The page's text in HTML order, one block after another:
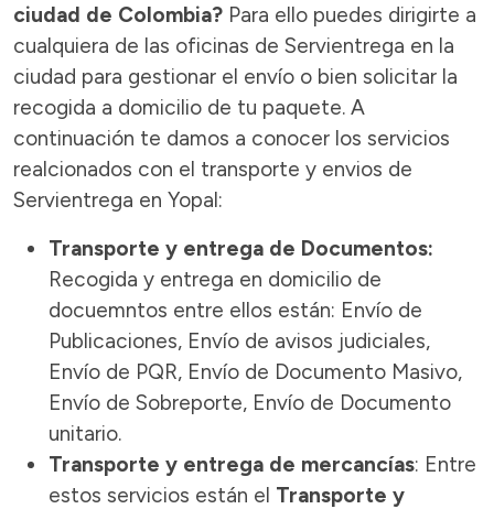
ciudad de Colombia? Para ello puedes dirigirte a
cualquiera de las oficinas de Servientrega en la
ciudad para gestionar el envío o bien solicitar la
recogida a domicilio de tu paquete. A
continuación te damos a conocer los servicios
realcionados con el transporte y envios de
Servientrega en Yopal:
Transporte y entrega de Documentos:
Recogida y entrega en domicilio de
docuemntos entre ellos están: Envío de
Publicaciones, Envío de avisos judiciales,
Envío de PQR, Envío de Documento Masivo,
Envío de Sobreporte, Envío de Documento
unitario.
Transporte y entrega de mercancías: Entre
estos servicios están el Transporte y